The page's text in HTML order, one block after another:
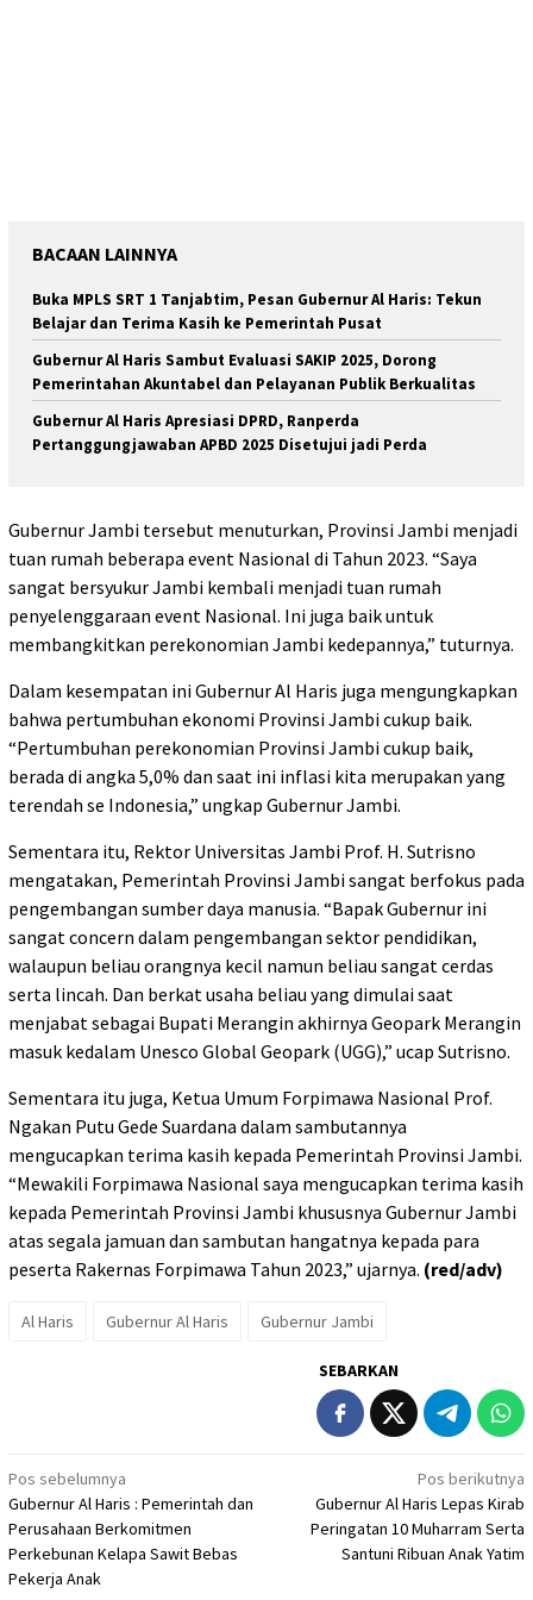
BACAAN LAINNYA
Buka MPLS SRT 1 Tanjabtim, Pesan Gubernur Al Haris: Tekun
Belajar dan Terima Kasih ke Pemerintah Pusat
Gubernur Al Haris Sambut Evaluasi SAKIP 2025, Dorong
Pemerintahan Akuntabel dan Pelayanan Publik Berkualitas
Gubernur Al Haris Apresiasi DPRD, Ranperda
Pertanggungjawaban APBD 2025 Disetujui jadi Perda
Gubernur Jambi tersebut menuturkan, Provinsi Jambi menjadi
tuan rumah beberapa event Nasional di Tahun 2023. “Saya
sangat bersyukur Jambi kembali menjadi tuan rumah
penyelenggaraan event Nasional. Ini juga baik untuk
membangkitkan perekonomian Jambi kedepannya,” tuturnya.
Dalam kesempatan ini Gubernur Al Haris juga mengungkapkan
bahwa pertumbuhan ekonomi Provinsi Jambi cukup baik.
“Pertumbuhan perekonomian Provinsi Jambi cukup baik,
berada di angka 5,0% dan saat ini inflasi kita merupakan yang
terendah se Indonesia,” ungkap Gubernur Jambi.
Sementara itu, Rektor Universitas Jambi Prof. H. Sutrisno
mengatakan, Pemerintah Provinsi Jambi sangat berfokus pada
pengembangan sumber daya manusia. “Bapak Gubernur ini
sangat concern dalam pengembangan sektor pendidikan,
walaupun beliau orangnya kecil namun beliau sangat cerdas
serta lincah. Dan berkat usaha beliau yang dimulai saat
menjabat sebagai Bupati Merangin akhirnya Geopark Merangin
masuk kedalam Unesco Global Geopark (UGG),” ucap Sutrisno.
Sementara itu juga, Ketua Umum Forpimawa Nasional Prof.
Ngakan Putu Gede Suardana dalam sambutannya
mengucapkan terima kasih kepada Pemerintah Provinsi Jambi.
“Mewakili Forpimawa Nasional saya mengucapkan terima kasih
kepada Pemerintah Provinsi Jambi khususnya Gubernur Jambi
atas segala jamuan dan sambutan hangatnya kepada para
peserta Rakernas Forpimawa Tahun 2023,” ujarnya. (red/adv)
Al Haris Gubernur Al Haris Gubernur Jambi
SEBARKAN
Navigasi
pos
Pos sebelumnya
Gubernur Al Haris : Pemerintah dan
Perusahaan Berkomitmen
Perkebunan Kelapa Sawit Bebas
Pekerja Anak
Pos berikutnya
Gubernur Al Haris Lepas Kirab
Peringatan 10 Muharram Serta
Santuni Ribuan Anak Yatim